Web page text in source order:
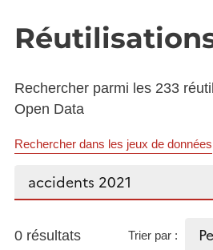
Rechercher parmi les 233
Open Data
Rechercher dans les jeux de données
Rechercher...
0 résultats Trier par :